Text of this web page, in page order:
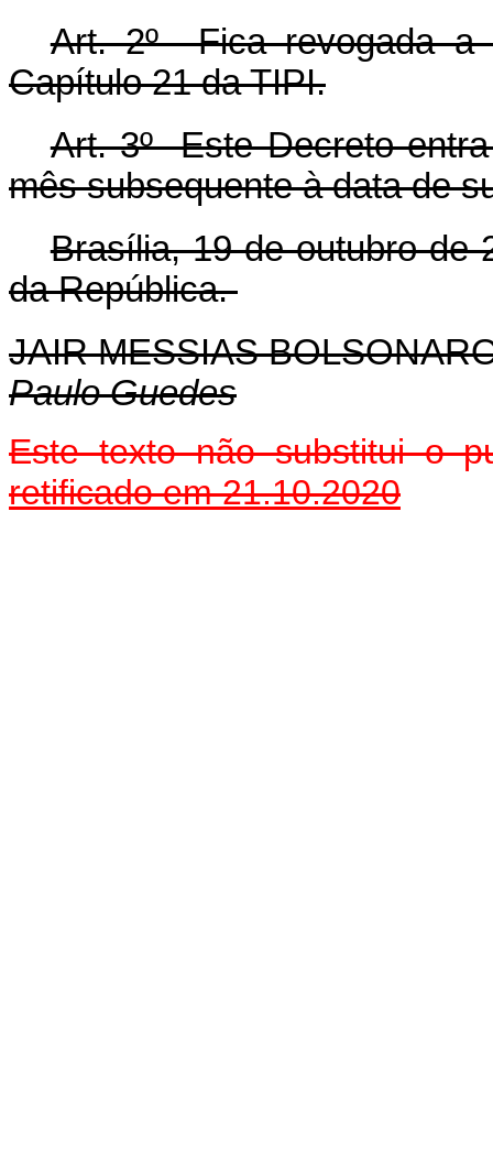
Art. 2º Fica revogada a
Capítulo 21 da TIPI.
Art. 3º Este Decreto
mês subsequente à data de
Brasília, 19 de outubro de
da República.
JAIR MESSIAS
Paulo Guedes
Este texto não substitui o
retificado em 21.10.2020